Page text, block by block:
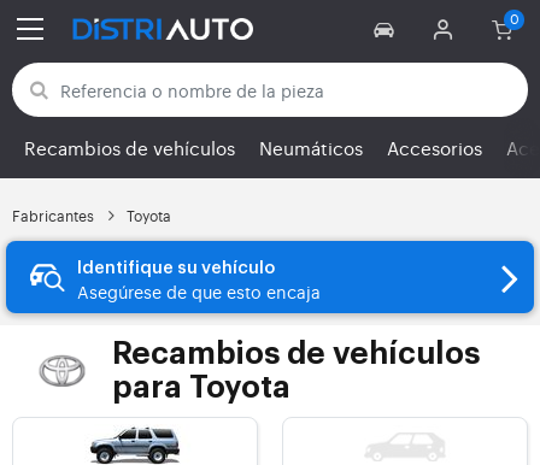
Volver a las categorías
Recambios de vehículos Neumáticos Accesorios
Fabricantes Toyota
Identifique su vehículo
Asegúrese de que esto encaja
Recambios de vehículos
para Toyota